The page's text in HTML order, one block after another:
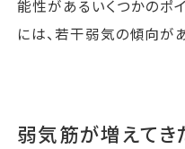
能性があるいくつかのポ
には、若干弱気の傾向が
弱気筋が増えて